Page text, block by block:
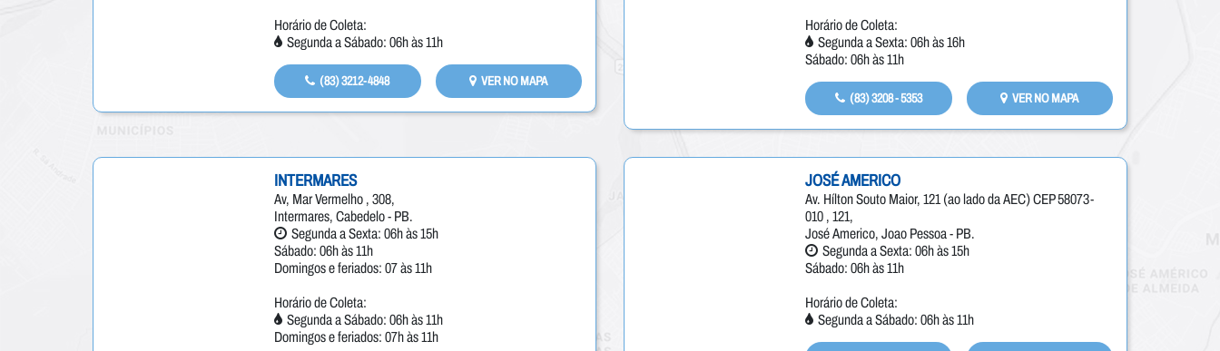
Horário de Coleta:
Segunda a Sábado: 06h às 11h
(83) 3212-4848 VER NO MAPA
Horário de Coleta:
Segunda a Sexta: 06h às 16h
Sábado: 06h às 11h
(83) 3208 - 5353 VER NO MAPA
INTERMARES
Av, Mar Vermelho , 308,
Intermares, Cabedelo - PB.
Segunda a Sexta: 06h às 15h
Sábado: 06h às 11h
Domingos e feriados: 07 às 11h
Horário de Coleta:
Segunda a Sábado: 06h às 11h
Domingos e feriados: 07h às 11h
JOSÉ AMERICO
Av. Hílton Souto Maior, 121 (ao lado da AEC) CEP 58073-
010 , 121,
José Americo, Joao Pessoa - PB.
Segunda a Sexta: 06h às 15h
Sábado: 06h às 11h
Horário de Coleta:
Segunda a Sábado: 06h às 11h